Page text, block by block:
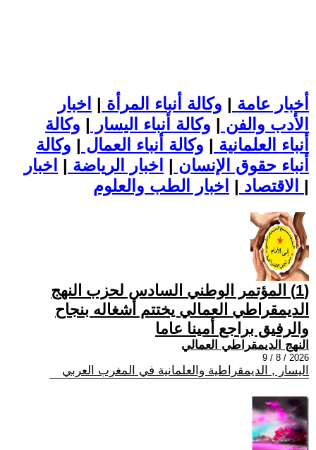
أخبار عامة | وكالة أنباء المرأة | اخبار
الأدب والفن | وكالة أنباء اليسار | وكالة
أنباء العلمانية | وكالة أنباء العمال | وكالة
أنباء حقوق الإنسان | اخبار الرياضة | اخبار
الاقتصاد | |
(1) المؤتمر الوطني السادس لحزب النهج
الديمقراطي العمالي يختتم أشغاله بنجاح
والرفيق براجع أمينا عاما
النهج الديمقراطي العمالي
2026 / 8 / 9
اليسار , الديمقراطية والعلمانية في المغرب العربي